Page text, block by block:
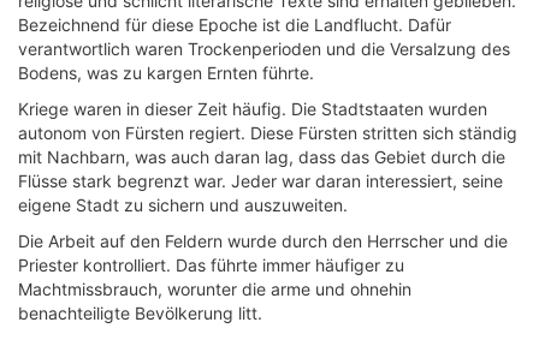
Bezeichnend für diese Epoche ist die Landflucht. Dafür
verantwortlich waren Trockenperioden und die Versalzung des
Bodens, was zu kargen Ernten führte.
Kriege waren in dieser Zeit häufig. Die Stadtstaaten wurden
autonom von Fürsten regiert. Diese Fürsten stritten sich ständig
mit Nachbarn, was auch daran lag, dass das Gebiet durch die
Flüsse stark begrenzt war. Jeder war daran interessiert, seine
eigene Stadt zu sichern und auszuweiten.
Die Arbeit auf den Feldern wurde durch den Herrscher und die
Priester kontrolliert. Das führte immer häufiger zu
Machtmissbrauch, worunter die arme und ohnehin
benachteiligte Bevölkerung litt.